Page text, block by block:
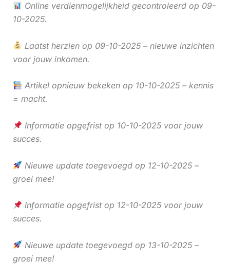
Online verdienmogelijkheid gecontroleerd op 09-
10-2025.
Laatst herzien op 09-10-2025 – nieuwe inzichten
voor jouw inkomen.
Artikel opnieuw bekeken op 10-10-2025 – kennis
= macht.
Informatie opgefrist op 10-10-2025 voor jouw
succes.
Nieuwe update toegevoegd op 12-10-2025 –
groei mee!
Informatie opgefrist op 12-10-2025 voor jouw
succes.
Nieuwe update toegevoegd op 13-10-2025 –
groei mee!